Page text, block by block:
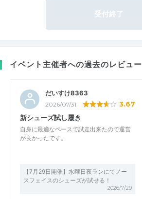
受付終了
イベント主催者への過去のレビュー
だいすけ8363
2026/07/31 3.67
新シューズ試し履き
自身に最適なペースで試走出来たので運営
が良かったです。
【7月29日開催】水曜日夜ランにてノー
スフェイスのシューズが試せる！
2026/7/29